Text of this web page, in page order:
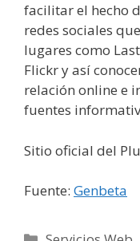
facilitar el hecho
redes sociales
lugares como
Flickr y así
relación online e
fuentes
Sitio oficial del
Fuente: Genbeta
Categorías